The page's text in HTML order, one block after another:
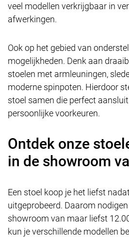
veel modellen verkrijgbaar in
afwerkingen.
Ook op het gebied van
mogelijkheden. Denk aan
stoelen met armleuningen,
moderne spinpoten. Hierdoor
stoel samen die perfect
persoonlijke voorkeuren.
Ontdek onze
in de showroom
Een stoel koop je het liefst
uitgeprobeerd. Daarom
showroom van maar liefst
kun je verschillende modellen